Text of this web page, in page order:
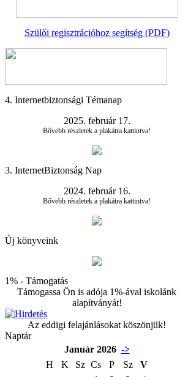
Szülői regisztrációhoz segítség (PDF)
4. Internetbiztonsági Témanap
2025. február 17.
Bővebb részletek a plakátra kattintva!
3. InternetBiztonság Nap
2024. február 16.
Bővebb részletek a plakátra kattintva!
Új könyveink
1% - Támogatás
Támogassa Ön is adója 1%-ával iskolánk
alapítványát!
Az eddigi felajánlásokat köszönjük!
Naptár
Január 2026 ->
H
K Sz Cs P Sz
V